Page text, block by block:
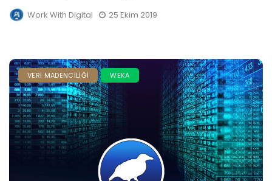
Work With Digital 25 Ekim 2019
VERI MADENCILIĞI WEKA